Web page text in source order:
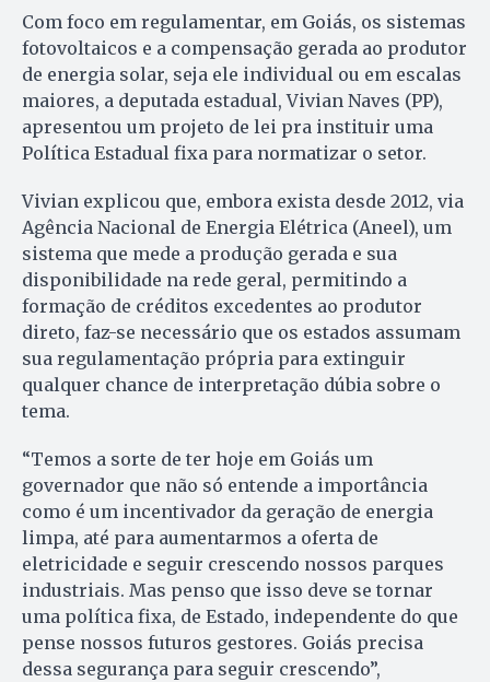
Com foco em regulamentar, em Goiás, os sistemas
fotovoltaicos e a compensação gerada ao produtor
de energia solar, seja ele individual ou em escalas
maiores, a deputada estadual, Vivian Naves (PP),
apresentou um projeto de lei pra instituir uma
Política Estadual fixa para normatizar o setor.
Vivian explicou que, embora exista desde 2012, via
Agência Nacional de Energia Elétrica (Aneel), um
sistema que mede a produção gerada e sua
disponibilidade na rede geral, permitindo a
formação de créditos excedentes ao produtor
direto, faz-se necessário que os estados assumam
sua regulamentação própria para extinguir
qualquer chance de interpretação dúbia sobre o
tema.
“Temos a sorte de ter hoje em Goiás um
governador que não só entende a importância
como é um incentivador da geração de energia
limpa, até para aumentarmos a oferta de
eletricidade e seguir crescendo nossos parques
industriais. Mas penso que isso deve se tornar
uma política fixa, de Estado, independente do que
pense nossos futuros gestores. Goiás precisa
dessa segurança para seguir crescendo”,